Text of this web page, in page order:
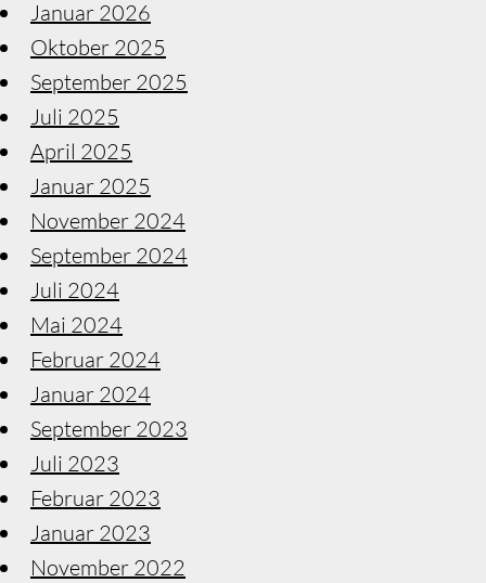
Januar 2026
Oktober 2025
September 2025
Juli 2025
April 2025
Januar 2025
November 2024
September 2024
Juli 2024
Mai 2024
Februar 2024
Januar 2024
September 2023
Juli 2023
Februar 2023
Januar 2023
November 2022